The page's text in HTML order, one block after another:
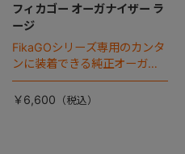
フィカゴー オーガナイザー ラ
ージ
FikaGOシリーズ専用のカンタ
ンに装着できる純正オーガナ
イザー。
￥6,600